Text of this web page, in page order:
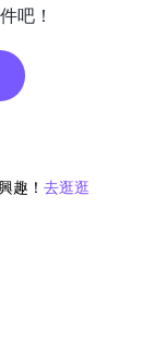
吧！
趣！ 去逛逛